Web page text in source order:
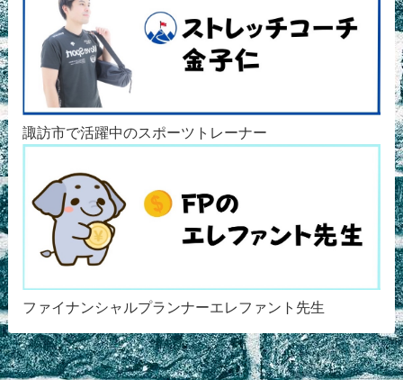
諏訪市で活躍中のスポーツトレーナー
ファイナンシャルプランナーエレファント先生